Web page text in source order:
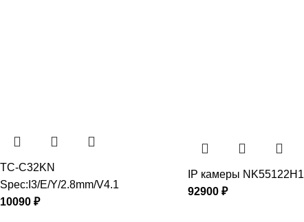
TC-C32KN
Spec:I3/E/Y/2.8mm/V4.1
10090 ₽
IP камеры NK55122H1
92900 ₽